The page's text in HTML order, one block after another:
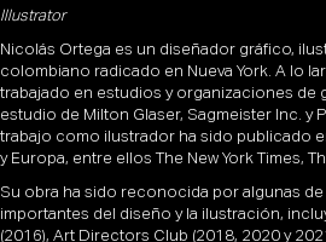
Illustrator
Nicolás Ortega es un diseñador gráfico,
colombiano radicado en Nueva York. A lo
trabajado en estudios y organizaciones de
estudio de Milton Glaser, Sagmeister Inc. y
trabajo como ilustrador ha sido publicado
y Europa, entre ellos The New York Times,
Su obra ha sido reconocida por algunas
importantes del diseño y la ilustración,
(2016), Art Directors Club (2018, 2020 y